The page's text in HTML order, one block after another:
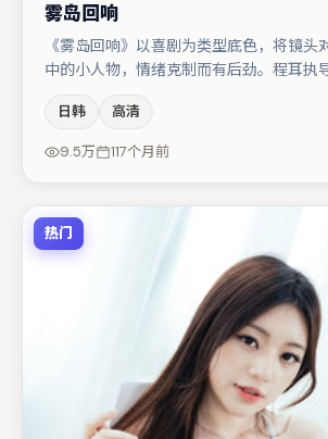
雾岛回响
《雾岛回响》以喜剧为类型底色，将镜头
中的小人物，情绪克制而有后劲。程耳执
银在片中承担叙事驱动，白宇、李光洁分
剧/悬疑调剂（视场次而定）。节奏紧凑、
日韩 高清
9.5万 117个月前
热门